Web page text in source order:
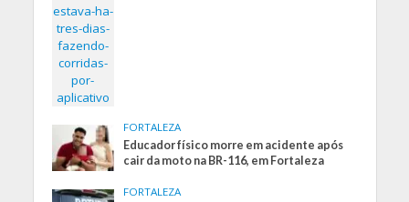
FORTALEZA
Educador físico morre em acidente após
cair da moto na BR-116, em Fortaleza
FORTALEZA